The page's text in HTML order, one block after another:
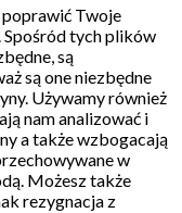
Twoje
Spośród tych plików
są
są one niezbędne
Używamy również
nam analizować i
a także wzbogacają
w
Możesz także
rezygnacja z